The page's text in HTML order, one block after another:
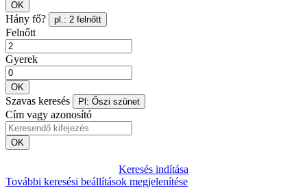
OK
Hány fő? pl.: 2 felnőtt
Felnőtt
Gyerek
OK
Szavas keresés Pl: Őszi szünet
Cím vagy azonosító
OK
Keresés indítása
További keresési beállítások megjelenítése